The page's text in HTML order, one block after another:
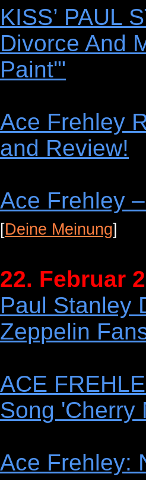
KISS’ PAUL
Divorce And
Paint'"
Ace Frehley
and Review!
Ace Frehley
[Deine Meinung]
22. Februar
Paul Stanley
Zeppelin
ACE
Song 'Cherry
Ace Frehley: